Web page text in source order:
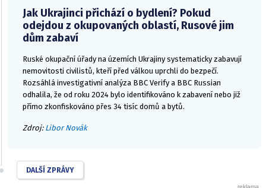
Jak Ukrajinci přichází o bydlení? Pokud
odejdou z okupovaných oblastí, Rusové jim
dům zabaví
Ruské okupační úřady na územích Ukrajiny systematicky zabavují
nemovitosti civilistů, kteří před válkou uprchli do bezpečí.
Rozsáhlá investigativní analýza BBC Verify a BBC Russian
odhalila, že od roku 2024 bylo identifikováno k zabavení nebo již
přímo zkonfiskováno přes 34 tisíc domů a bytů.
Zdroj: Libor Novák
DALŠÍ ZPRÁVY